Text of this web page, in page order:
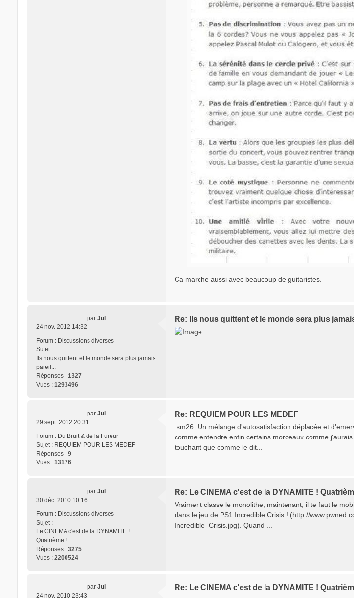
Ca marche aussi avec beaucoup de guitaristes.
parJul
24 nov. 2012 14:32
Forum : Discussions diverses
Sujet :
Ils nous quittent et le monde sera plus jamais
pareil...
Réponses : 1327
Vues : 1293496
Re: Ils nous quittent et le monde sera plus
parJul
29 sept. 2012 20:31
Forum : Du Bruit & de la Fureur
Sujet : REQUIEM POUR LES MEDEF
Réponses : 9
Vues : 13176
Re: REQUIEM POUR LES MEDEF
:sm26: Un mélange d'autosatisfaction déplacée et
comme entendre enfin certains morceaux comme
touchant que comme le dit...
parJul
30 déc. 2010 10:16
Forum : Discussions diverses
Sujet :
Le CINEMA c'est de la DYNAMITE !
Quatrième !
Réponses : 3275
Vues : 2200524
Re: Le CINEMA c'est de la DYNAMITE !
Vraiment classe le monolithe, maintenant, il te faut le
dans le jeu de PS1 Incredible Crisis ! (http://
Incredible_Crisis.jpg). Quand ...
parJul
24 nov. 2010 23:43
Re: Le CINEMA c'est de la DYNAMITE !